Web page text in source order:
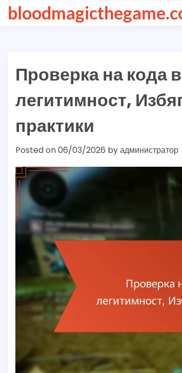
Skip
Проверка на кода
легитимност,
практики
Posted on06/03/2026 byадминистратор